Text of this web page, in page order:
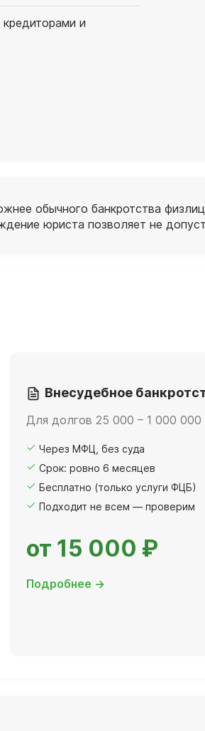
и
обычного банкротства
юриста позволяет не
Внесудебное
Для долгов 25 000 – 1 000 000
Через МФЦ, без суда
Срок: ровно 6 месяцев
Бесплатно (только услуги ФЦБ)
Подходит не всем — проверим
от 15 000 ₽
Подробнее →